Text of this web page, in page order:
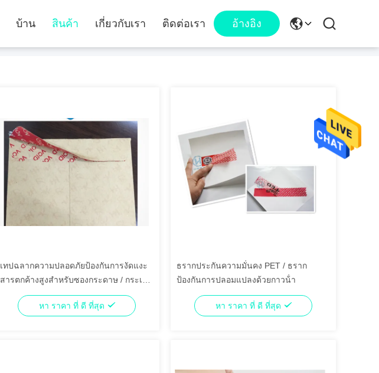
บ้าน สินค้า เกี่ยวกับเรา ติดต่อเรา อ้างอิง
เทปฉลากความปลอดภัยป้องกันการงัดแงะ
สารตกค้างสูงสำหรับซองกระดาษ / กระเป๋า
เอกสาร
หา ราคา ที่ ดี ที่สุด
ธรากประกันความมั่นคง PET / ธราก
ป้องกันการปลอมแปลงด้วยกาวน้ํา
หา ราคา ที่ ดี ที่สุด